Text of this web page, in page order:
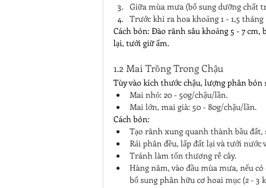
Giữa mùa mưa (bổ sung dưỡng chất
Trước khi ra hoa khoảng 1 - 1,5
Cách bón: Đào rãnh sâu khoảng 5 - 7
lại, tưới giữ ẩm.
1.2 Mai Trồng Trong Chậu
Tùy vào kích thước chậu, lượng phân bón
Mai nhỏ: 20 - 50g/chậu/lần.
Mai lớn, mai già: 50 - 80g/chậu/lần.
Cách bón:
Tạo rãnh xung quanh thành bầu đất,
Rải phân đều, lấp đất lại và tưới nước
Tránh làm tổn thương rễ cây.
Hàng năm, vào đầu mùa mưa, nếu
bổ sung phân hữu cơ hoai mục (2 - 3